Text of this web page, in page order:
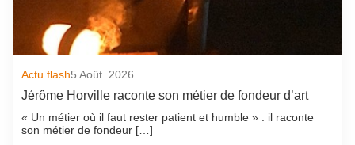
Actu flash5 Août. 2026
Jérôme Horville raconte son métier de fondeur d’art
« Un métier où il faut rester patient et humble » : il raconte
son métier de fondeur […]